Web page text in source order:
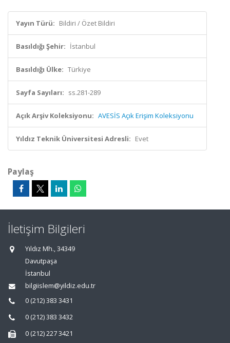
Yayın Türü: Bildiri / Özet Bildiri
Basıldığı Şehir: İstanbul
Basıldığı Ülke: Türkiye
Sayfa Sayıları: ss.281-289
Açık Arşiv Koleksiyonu: AVESİS Açık Erişim Koleksiyonu
Yıldız Teknik Üniversitesi Adresli: Evet
Paylaş
İletişim Bilgileri
Yıldız Mh., 34349
Davutpaşa
İstanbul
bilgiislem@yildiz.edu.tr
0 (212) 383 3431
0 (212) 383 3432
0 (212) 227 3421